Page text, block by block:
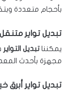
بأحجام متعددة
تبديل تواير
يمكنناتبديل التواير
مجهزة بأحدث
تبديل تواير أبرق خيطان